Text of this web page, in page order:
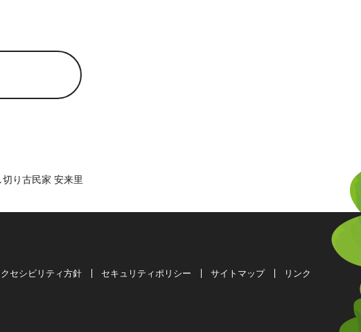
切り古民家 安来里
セシビリティ方針 セキュリティポリシー サイトマップ リンク